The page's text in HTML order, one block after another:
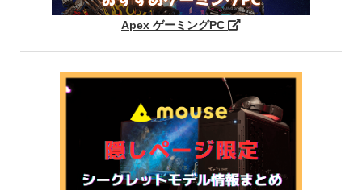
Apex ゲーミングPC